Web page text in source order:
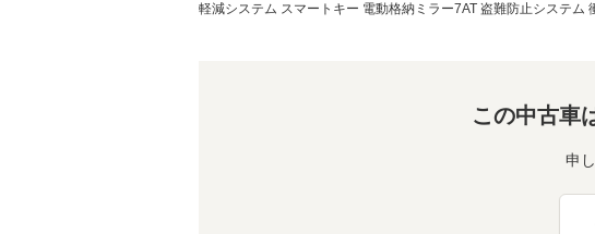
軽減システム スマートキー 電動格納ミラー7AT 盗難防止システム
この中古車
申